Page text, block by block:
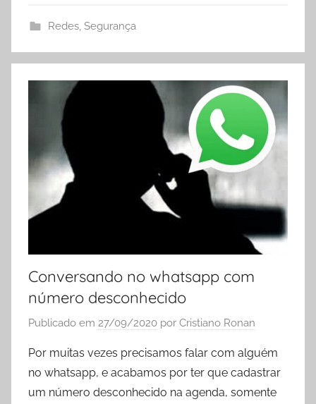
Redes, Segurança
Conversando no whatsapp com
número desconhecido
Publicado em 27/09/2020 por Cristiano Ronan
Por muitas vezes precisamos falar com alguém
no whatsapp, e acabamos por ter que cadastrar
um número desconhecido na agenda, somente